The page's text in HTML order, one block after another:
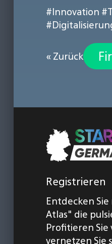
#Innovation
« Zurück
Registrieren
Entdecken
Atlas" die
Profitieren
vernetzen Sie